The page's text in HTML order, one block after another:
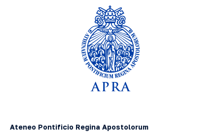
Ateneo Pontificio Regina Apostolorum